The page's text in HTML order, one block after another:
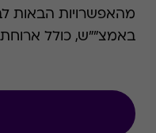
באמצ""ש, כולל ארוחת
המפורטת. - פעילות